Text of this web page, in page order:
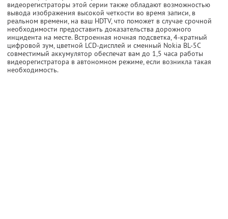
видеорегистраторы этой серии также обладают возможностью
вывода изображения высокой четкости во время записи, в
реальном времени, на ваш HDTV, что поможет в случае срочной
необходимости предоставить доказательства дорожного
инцидента на месте. Встроенная ночная подсветка, 4-кратный
цифровой зум, цветной LCD-дисплей и сменный Nokia BL-5C
совместимый аккумулятор обеспечат вам до 1,5 часа работы
видеорегистратора в автономном режиме, если возникла такая
необходимость.